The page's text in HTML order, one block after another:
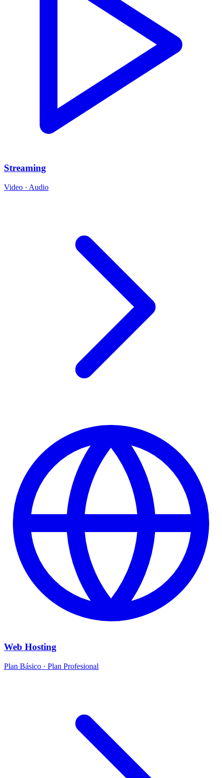
Streaming
Video · Audio
Web Hosting
Plan Básico · Plan Profesional